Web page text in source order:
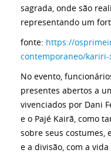
sagrada, onde são
representando um
fonte: https://
contemporaneo/kariri-
No evento,
presentes abertos a
vivenciados por Dani
e o Pajé Kairã, como
sobre seus costumes,
e a divisão, com a